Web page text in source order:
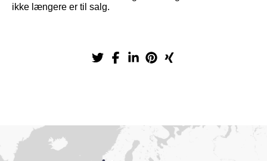
ikke længere er til salg.